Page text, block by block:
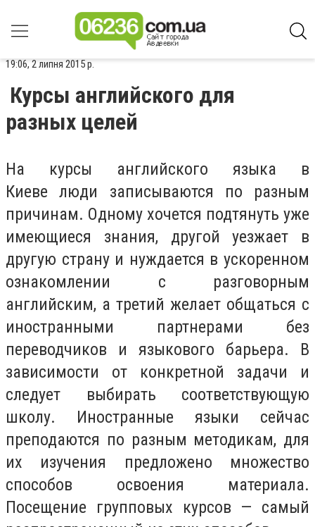
19:06, 2 липня 2015 р.
Курсы английского для
разных целей
На курсы английского языка в
Киеве люди записываются по разным
причинам. Одному хочется подтянуть уже
имеющиеся знания, другой уезжает в
другую страну и нуждается в ускоренном
ознакомлении с разговорным
английским, а третий желает общаться с
иностранными партнерами без
переводчиков и языкового барьера. В
зависимости от конкретной задачи и
следует выбирать соответствующую
школу. Иностранные языки сейчас
преподаются по разным методикам, для
их изучения предложено множество
способов освоения материала.
Посещение групповых курсов — самый